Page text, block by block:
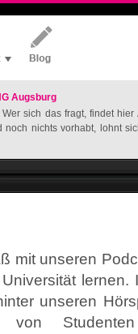
Augsburg
sich das fragt, findet hier
noch nichts vorhabt, lohnt
mit unseren
lernen.
unseren
von